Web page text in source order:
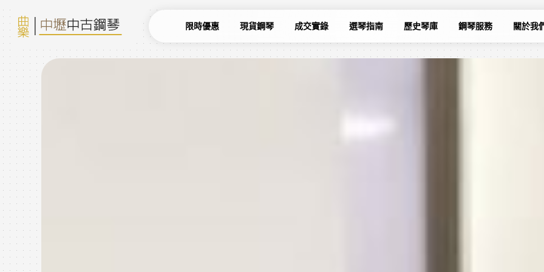
限時優惠 現貨鋼琴 成交實錄 選琴指南 歷史琴庫 鋼琴服務 關於我